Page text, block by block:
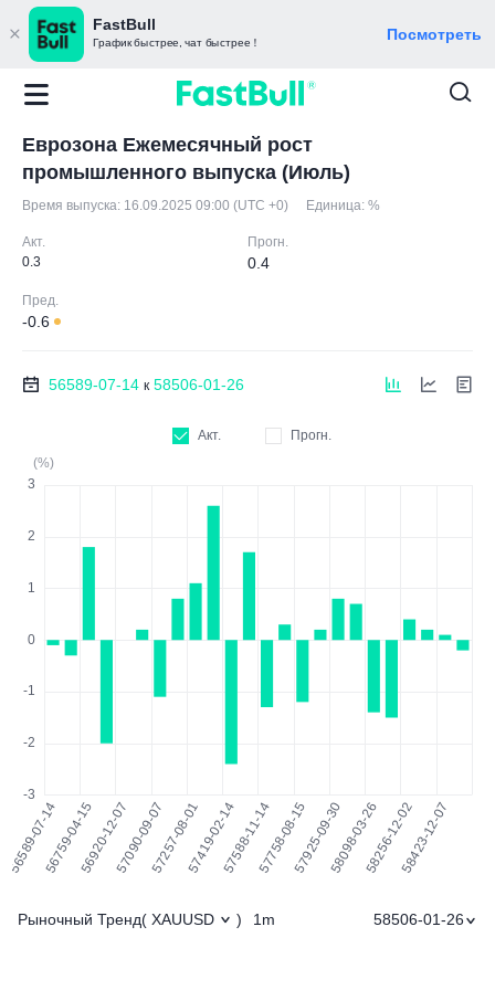
FastBull
График быстрее, чат быстрее！ Посмотреть
Еврозона Ежемесячный рост
промышленного выпуска (Июль)
Время выпуска: 16.09.2025 09:00 (UTC +0) Единица: %
Акт.
0.3
Прогн.
0.4
Пред.
-0.6
56589-07-14 к 58506-01-26
Акт.
Прогн.
(%)
Рыночный Тренд( XAUUSD ) 1m 58506-01-26